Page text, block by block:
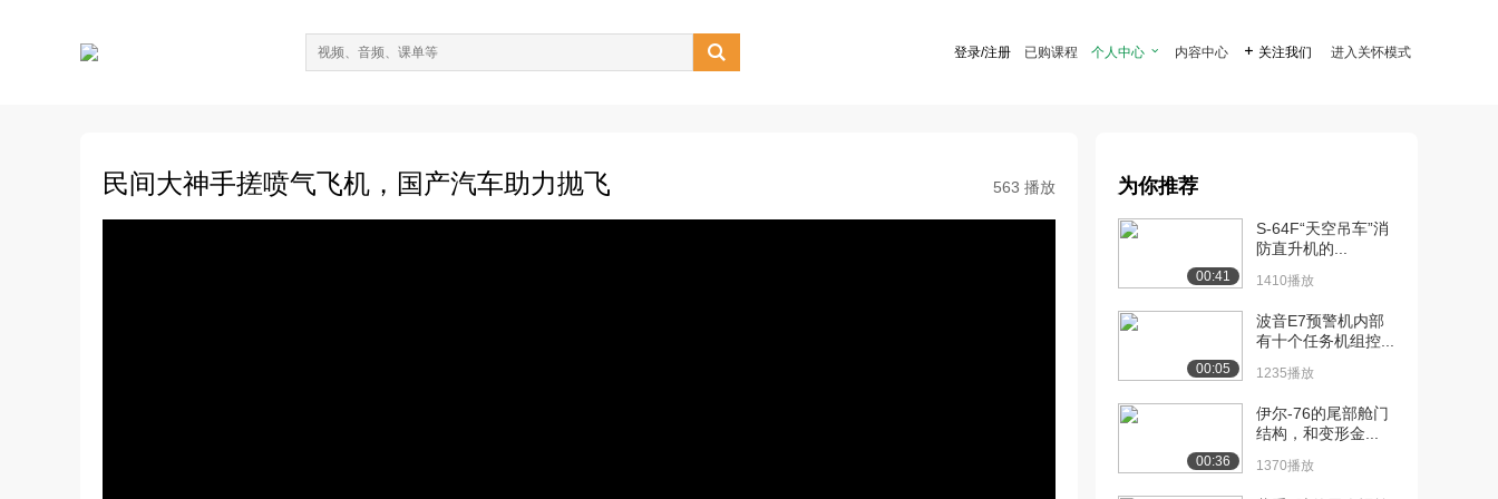
 登录/注册 已购课程 个人中心  内容中心  关注我们 进入关怀模式
民间大神手搓喷气飞机，国产汽车助力抛飞 563 播放 为你推荐
00:41
S-64F“天空吊车”消
防直升机的...
1410播放
00:05
波音E7预警机内部
有十个任务机组控...
1235播放
00:36
伊尔-76的尾部舱门
结构，和变形金...
1370播放